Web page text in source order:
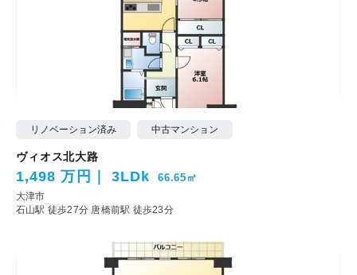
リノベーション済み 中古マンション
ヴィオス北大路
1,498 万円 3LDk 66.65㎡
大津市
石山駅 徒歩27分 唐橋前駅 徒歩23分